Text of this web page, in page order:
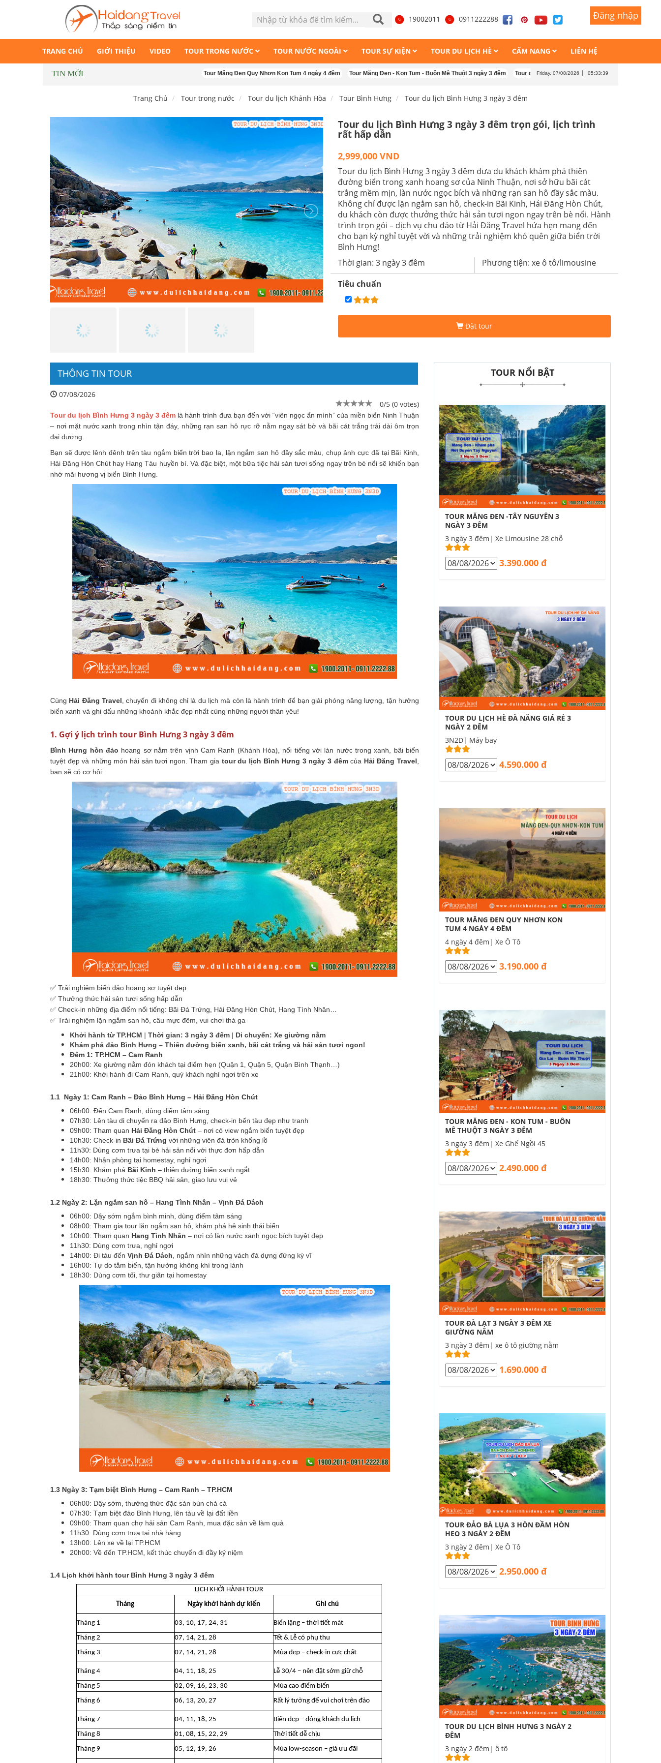
Đăng nhập
19002011 0911222288 Đăng nhập
TRANG CHỦ GIỚI THIỆU VIDEO TOUR TRONG NƯỚC TOUR NƯỚC NGOÀI TOUR SỰ KIỆN TOUR DU LỊCH HÈ CẨM NANG LIÊN HỆ
TIN MỚI Tour Măng Đen Quy Nhơn Kon Tum 4 ngày 4 đêm Tour Măng Đen - Kon Tum - Buôn Mê Thuột 3 ngày 3 đêm Tour du lịch Singapore Malaysia 5 ngày 4 đêm
Friday, 07/08/2026 05:33:40
Trang Chủ Tour trong nước Tour du lịch Khánh Hòa Tour Bình Hưng Tour du lịch Bình Hưng 3 ngày 3 đêm
Tour du lịch Bình Hưng 3 ngày 3 đêm trọn gói, lịch trình
rất hấp dẫn
2,999,000 VND
Tour du lịch Bình Hưng 3 ngày 3 đêm đưa du khách khám phá thiên
đường biển trong xanh hoang sơ của Ninh Thuận, nơi sở hữu bãi cát
trắng mềm mịn, làn nước ngọc bích và những rạn san hô đầy sắc màu.
Không chỉ được lặn ngắm san hô, check-in Bãi Kinh, Hải Đăng Hòn Chút,
du khách còn được thưởng thức hải sản tươi ngon ngay trên bè nổi. Hành
trình trọn gói – dịch vụ chu đáo từ Hải Đăng Travel hứa hẹn mang đến
cho bạn kỳ nghỉ tuyệt vời và những trải nghiệm khó quên giữa biển trời
Bình Hưng!
Thời gian: 3 ngày 3 đêm
Phương tiện: xe ô tô/limousine
Tiêu chuẩn
Đặt tour
THÔNG TIN TOUR
07/08/2026
0/5 (0 votes)
Tour du lịch Bình Hưng 3 ngày 3 đêm là hành trình đưa bạn đến với “viên ngọc ẩn mình” của miền biển Ninh Thuận
– nơi mặt nước xanh trong nhìn tận đáy, những rạn san hô rực rỡ nằm ngay sát bờ và bãi cát trắng trải dài ôm trọn
đại dương.
Bạn sẽ được lênh đênh trên tàu ngắm biển trời bao la, lặn ngắm san hô đầy sắc màu, chụp ảnh cực đã tại Bãi Kinh,
Hải Đăng Hòn Chút hay Hang Tàu huyền bí. Và đặc biệt, một bữa tiệc hải sản tươi sống ngay trên bè nổi sẽ khiến bạn
nhớ mãi hương vị biển Bình Hưng.
Cùng Hải Đăng Travel , chuyến đi không chỉ là du lịch mà còn là hành trình để bạn giải phóng năng lượng, tận hưởng
biển xanh và ghi dấu những khoảnh khắc đẹp nhất cùng những người thân yêu!
1. Gợi ý lịch trình tour Bình Hưng 3 ngày 3 đêm
Bình Hưng hòn đảo hoang sơ nằm trên vịnh Cam Ranh (Khánh Hòa), nổi tiếng với làn nước trong xanh, bãi biển
tuyệt đẹp và những món hải sản tươi ngon. Tham gia tour du lịch Bình Hưng 3 ngày 3 đêmcủa Hải Đăng Travel
bạn sẽ có cơ hội:
✅ Trải nghiệm biển đảo hoang sơ tuyệt đẹp
✅ Thưởng thức hải sản tươi sống hấp dẫn
✅ Check-in những địa điểm nổi tiếng: Bãi Đá Trứng, Hải Đăng Hòn Chút, Hang Tình Nhân…
✅ Trải nghiệm lặn ngắm san hô, câu mực đêm, vui chơi thả ga
Khởi hành từ TP.HCM | Thời gian: 3 ngày 3 đêm | Di chuyển: Xe giường nằm
Khám phá đảo Bình Hưng – Thiên đường biển xanh, bãi cát trắng và hải sản tươi ngon!
Đêm 1: TP.HCM – Cam Ranh
20h00: Xe giường nằm đón khách tại điểm hẹn (Quận 1, Quận 5, Quận Bình Thạnh…)
21h00: Khởi hành đi Cam Ranh, quý khách nghỉ ngơi trên xe
1.1 Ngày 1: Cam Ranh – Đảo Bình Hưng – Hải Đăng Hòn Chút
06h00: Đến Cam Ranh, dùng điểm tâm sáng
07h30: Lên tàu di chuyển ra đảo Bình Hưng, check-in bến tàu đẹp như tranh
09h00: Tham quan Hải Đăng Hòn Chút – nơi có view ngắm biển tuyệt đẹp
10h30: Check-in Bãi Đá Trứng với những viên đá tròn khổng lồ
11h30: Dùng cơm trưa tại bè hải sản nổi với thực đơn hấp dẫn
14h00: Nhận phòng tại homestay, nghỉ ngơi
15h30: Khám phá Bãi Kinh – thiên đường biển xanh ngắt
18h30: Thưởng thức tiệc BBQ hải sản, giao lưu vui vẻ
1.2 Ngày 2: Lặn ngắm san hô – Hang Tình Nhân – Vịnh Đá Dách
06h00: Dậy sớm ngắm bình minh, dùng điểm tâm sáng
08h00: Tham gia tour lặn ngắm san hô, khám phá hệ sinh thái biển
10h00: Tham quan Hang Tình Nhân – nơi có làn nước xanh ngọc bích tuyệt đẹp
11h30: Dùng cơm trưa, nghỉ ngơi
14h00: Đi tàu đến Vịnh Đá Dách, ngắm nhìn những vách đá dựng đứng kỳ vĩ
16h00: Tự do tắm biển, tận hưởng không khí trong lành
18h30: Dùng cơm tối, thư giãn tại homestay
1.3 Ngày 3: Tạm biệt Bình Hưng – Cam Ranh – TP.HCM
06h00: Dậy sớm, thưởng thức đặc sản bún chả cá
07h30: Tạm biệt đảo Bình Hưng, lên tàu về lại đất liền
09h00: Tham quan chợ hải sản Cam Ranh, mua đặc sản về làm quà
11h30: Dùng cơm trưa tại nhà hàng
13h00: Lên xe về lại TP.HCM
20h00: Về đến TP.HCM, kết thúc chuyến đi đầy kỷ niệm
1.4 Lịch khởi hành tour Bình Hưng 3 ngày 3 đêm
LỊCH KHỞI HÀNH TOUR
Tháng
Ngày khởi hành dự kiến Ghi chú
Tháng 1 03, 10, 17, 24, 31
Biển lặng – thời tiết mát
Tháng 2
07, 14, 21, 28
Tết & Lễ có phụ thu
Tháng 3
07, 14, 21, 28 Mùa đẹp – check-in cực chất
Tháng 4 04, 11, 18, 25
Lễ 30/4 – nên đặt sớm giữ chỗ
Tháng 5
02, 09, 16, 23, 30
Mùa cao điểm biển
Tháng 6
06, 13, 20, 27 Rất lý tưởng để vui chơi trên đảo
Tháng 7 04, 11, 18, 25
Biển đẹp – đông khách du lịch
Tháng 8
01, 08, 15, 22, 29
Thời tiết dễ chịu
Tháng 9
05, 12, 19, 26 Mùa low-season – giá ưu đãi
TOUR NỔI BẬT
TOUR MĂNG ĐEN -TÂY NGUYÊN 3
NGÀY 3 ĐÊM
3 ngày 3 đêm| Xe Limousine 28 chỗ
3.390.000 đ
TOUR DU LỊCH HÈ ĐÀ NẴNG GIÁ RẺ 3
NGÀY 2 ĐÊM
3N2D| Máy bay
4.590.000 đ
TOUR MĂNG ĐEN QUY NHƠN KON
TUM 4 NGÀY 4 ĐÊM
4 ngày 4 đêm| Xe Ô Tô
3.190.000 đ
TOUR MĂNG ĐEN - KON TUM - BUÔN
MÊ THUỘT 3 NGÀY 3 ĐÊM
3 ngày 3 đêm| Xe Ghế Ngồi 45
2.490.000 đ
TOUR ĐÀ LẠT 3 NGÀY 3 ĐÊM XE
GIƯỜNG NẰM
3 ngày 3 đêm| xe ô tô giường nằm
1.690.000 đ
TOUR ĐẢO BÀ LỤA 3 HÒN ĐẦM HÒN
HEO 3 NGÀY 2 ĐÊM
3 ngày 2 đêm| Xe Ô Tô
2.950.000 đ
TOUR DU LỊCH BÌNH HƯNG 3 NGÀY 2
ĐÊM
3 ngày 2 đêm| ô tô